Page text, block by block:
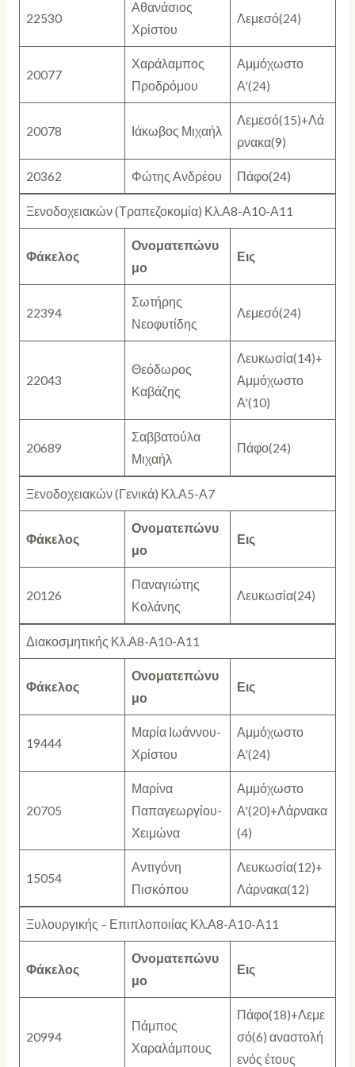
22530
Αθανάσιος
Χρίστου
Λεμεσό(24)
20077
Χαράλαμπος
Προδρόμου
Αμμόχωστο
Α'(24)
20078 Ιάκωβος Μιχαήλ
Λεμεσό(15)+Λά
ρνακα(9)
20362 Φώτης Ανδρέου Πάφο(24)
Ξενοδοχειακών (Τραπεζοκομία) Κλ.Α8-Α10-Α11
Φάκελος
Ονοματεπώνυ
μο
Εις
22394
Σωτήρης
Νεοφυτίδης
Λεμεσό(24)
22043
Θεόδωρος
Καβάζης
Λευκωσία(14)+
Αμμόχωστο
Α'(10)
20689
Σαββατούλα
Μιχαήλ
Πάφο(24)
Ξενοδοχειακών (Γενικά) Κλ.Α5-Α7
Φάκελος
Ονοματεπώνυ
μο
Εις
20126
Παναγιώτης
Κολάνης
Λευκωσία(24)
Διακοσμητικής Κλ.Α8-Α10-Α11
Φάκελος
Ονοματεπώνυ
μο
Εις
19444
Μαρία Ιωάννου-
Χρίστου
Αμμόχωστο
Α'(24)
20705
Μαρίνα
Παπαγεωργίου-
Χειμώνα
Αμμόχωστο
Α'(20)+Λάρνακα
(4)
15054
Αντιγόνη
Πισκόπου
Λευκωσία(12)+
Λάρνακα(12)
Ξυλουργικής – Επιπλοποιίας Κλ.Α8-Α10-Α11
Φάκελος
Ονοματεπώνυ
μο
Εις
20994
Πάμπος
Χαραλάμπους
Πάφο(18)+Λεμε
σό(6) αναστολή
ενός έτους